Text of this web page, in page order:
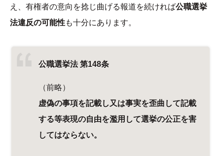
え、有権者の意向を捻じ曲げる報道を続ければ公職選挙
法違反の可能性も十分にあります。
公職選挙法 第148条
（前略）
虚偽の事項を記載し又は事実を歪曲して記載
する等表現の自由を濫用して選挙の公正を害
してはならない。